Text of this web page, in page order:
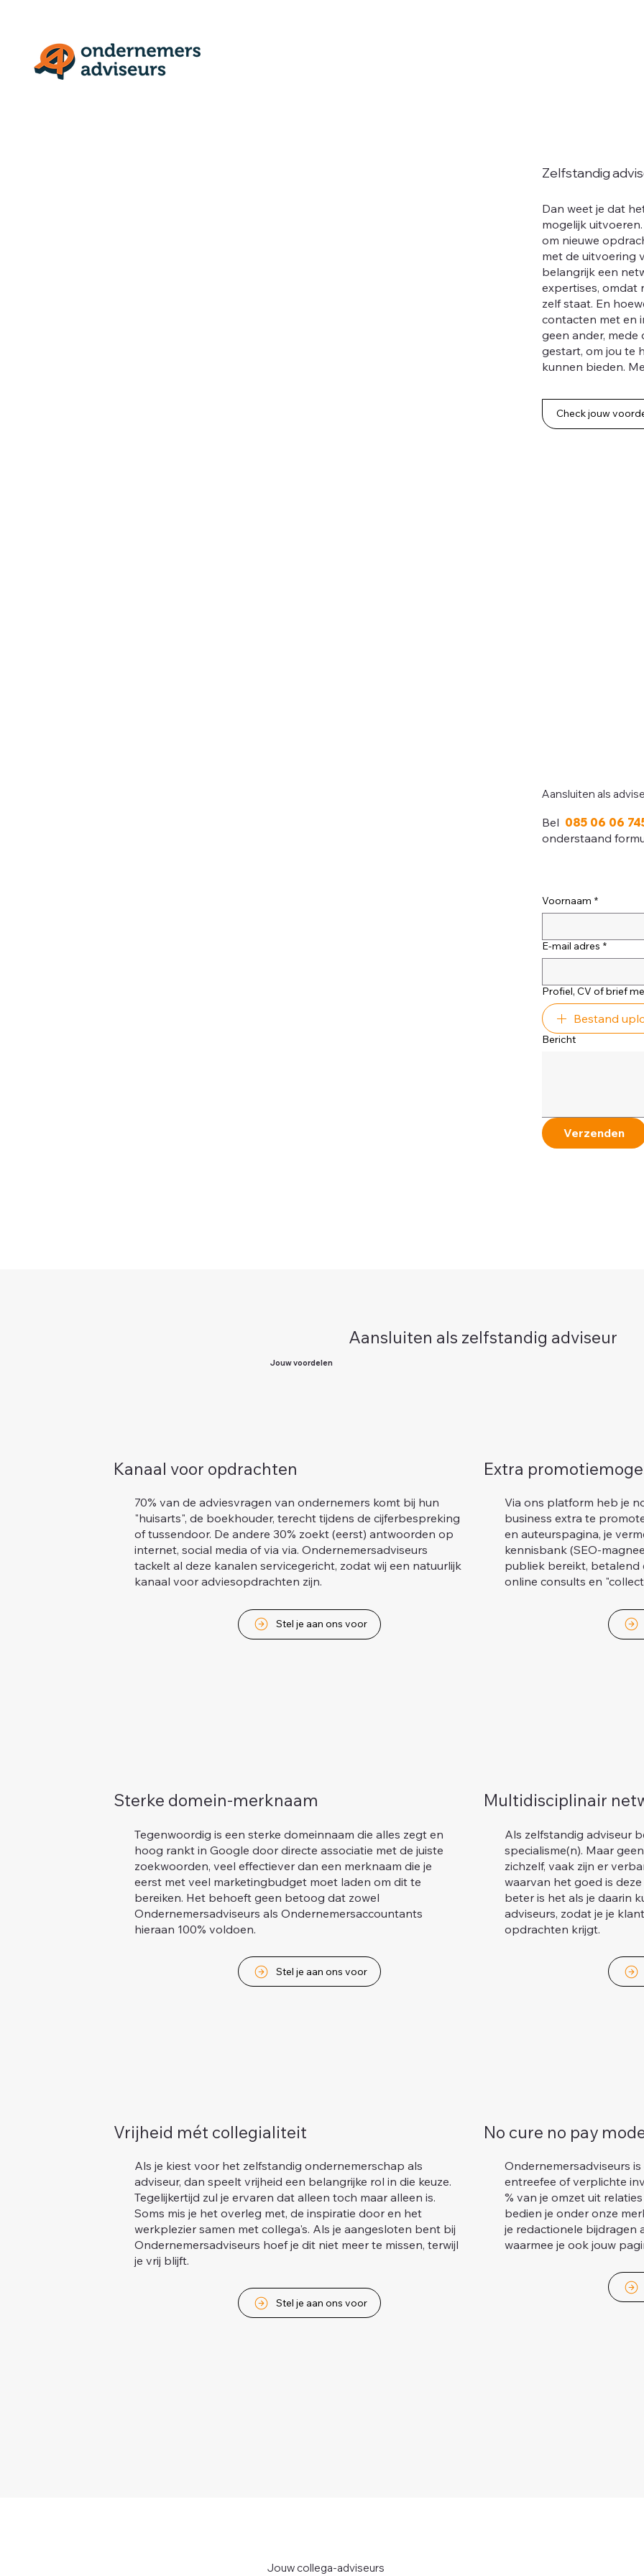
Zelfstandig
Dan weet je dat
mogelijk
om nieuwe
met de uitvoering
belangrijk een
expertises, omdat
zelf staat. En
contacten met en
geen ander, mede
gestart, om jou te
kunnen bieden.
Check jouw
Aansluiten als
Bel 085 06 06
onderstaand
Voornaam *
E-mail adres *
Profiel, CV of brief
Bestand
Bericht
Verzenden
Kanaal voor opdrachten
70% van de adviesvragen van ondernemers komt bij hun
"huisarts", de boekhouder, terecht tijdens de cijferbespreking
of tussendoor. De andere 30% zoekt (eerst) antwoorden op
internet, social media of via via. Ondernemersadviseurs
tackelt al deze kanalen servicegericht, zodat wij een natuurlijk
kanaal voor adviesopdrachten zijn.
Stel je aan ons voor
Extra
Via ons platform heb je
business extra te
en auteurspagina, je
kennisbank (SEO-
publiek bereikt, betalend
online consults en
Sterke domein-merknaam
Tegenwoordig is een sterke domeinnaam die alles zegt en
hoog rankt in Google door directe associatie met de juiste
zoekwoorden, veel effectiever dan een merknaam die je
eerst met veel marketingbudget moet laden om dit te
bereiken. Het behoeft geen betoog dat zowel
Ondernemersadviseurs als Ondernemersaccountants
hieraan 100% voldoen.
Stel je aan ons voor
Multidisciplinair
Als zelfstandig adviseur
specialisme(n). Maar
zichzelf, vaak zijn er
waarvan het goed is
beter is het als je daarin
adviseurs, zodat je je
opdrachten krijgt.
Vrijheid mét collegialiteit
Als je kiest voor het zelfstandig ondernemerschap als
adviseur, dan speelt vrijheid een belangrijke rol in die keuze.
Tegelijkertijd zul je ervaren dat alleen toch maar alleen is.
Soms mis je het overleg met, de inspiratie door en het
werkplezier samen met collega's. Als je aangesloten bent bij
Ondernemersadviseurs hoef je dit niet meer te missen, terwijl
je vrij blijft.
Stel je aan ons voor
No cure no pay
Ondernemersadviseurs
entreefee of verplichte
% van je omzet uit
bedien je onder onze
je redactionele bijdragen
waarmee je ook jouw
Jouw voordelen
Aansluiten als zelfstandig adviseur
Jouw collega-adviseurs